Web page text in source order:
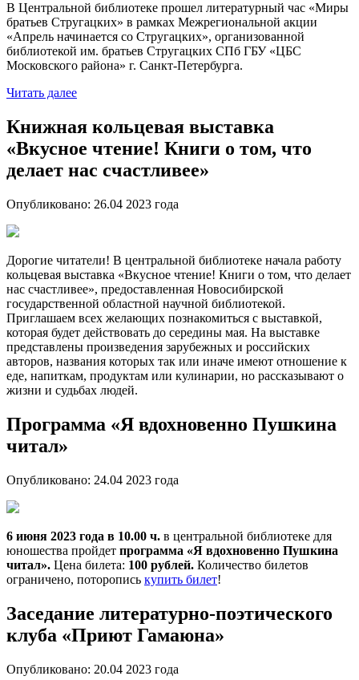
В Центральной библиотеке прошел литературный час «Миры
братьев Стругацких» в рамках Межрегиональной акции
«Апрель начинается со Стругацких», организованной
библиотекой им. братьев Стругацких СПб ГБУ «ЦБС
Московского района» г. Санкт-Петербурга.
Читать далее
Книжная кольцевая выставка
«Вкусное чтение! Книги о том, что
делает нас счастливее»
Опубликовано: 26.04 2023 года
Дорогие читатели! В центральной библиотеке начала работу
кольцевая выставка «Вкусное чтение! Книги о том, что делает
нас счастливее», предоставленная Новосибирской
государственной областной научной библиотекой.
Приглашаем всех желающих познакомиться с выставкой,
которая будет действовать до середины мая. На выставке
представлены произведения зарубежных и российских
авторов, названия которых так или иначе имеют отношение к
еде, напиткам, продуктам или кулинарии, но рассказывают о
жизни и судьбах людей.
Программа «Я вдохновенно Пушкина
читал»
Опубликовано: 24.04 2023 года
6 июня 2023 года в 10.00 ч. в центральной библиотеке для
юношества пройдет программа «Я вдохновенно Пушкина
читал». Цена билета: 100 рублей. Количество билетов
ограничено, поторопись купить билет!
Заседание литературно-поэтического
клуба «Приют Гамаюна»
Опубликовано: 20.04 2023 года